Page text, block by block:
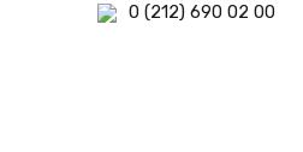
0 (212) 690 02 00